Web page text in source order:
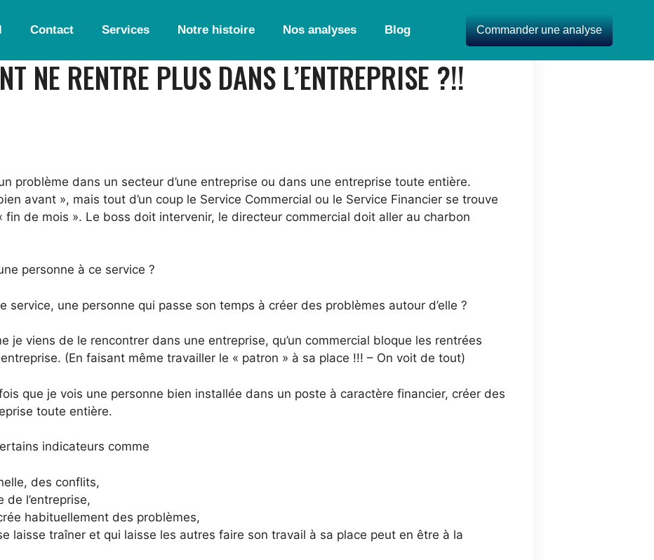
Contact Services Notre histoire Nos analyses Blog Commander une analyse
NE RENTRE PLUS DANS L’ENTREPRISE ?!!
problème dans un secteur d’une entreprise ou dans une entreprise toute entière.
avant », mais tout d’un coup le Service Commercial ou le Service Financier se trouve
fin de mois ». Le boss doit intervenir, le directeur commercial doit aller au charbon
personne à ce service ?
service, une personne qui passe son temps à créer des problèmes autour d’elle ?
je viens de le rencontrer dans une entreprise, qu’un commercial bloque les rentrées
(En faisant même travailler le « patron » à sa place !!! – On voit de tout)
que je vois une personne bien installée dans un poste à caractère financier, créer des
toute entière.
indicateurs comme
des conflits,
de l’entreprise,
habituellement des problèmes,
laisse traîner et qui laisse les autres faire son travail à sa place peut en être à la